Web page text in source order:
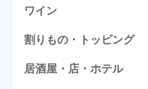
ワイン
割りもの・トッピング
居酒屋・店・ホテル